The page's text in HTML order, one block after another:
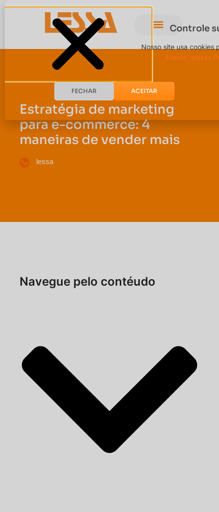
Estratégia de marketing
para e-commerce: 4
maneiras de vender mais
lessa
Navegue pelo contéudo
Controle
Nosso site usa cookies
Acesse nossas
FECHAR ACEITAR